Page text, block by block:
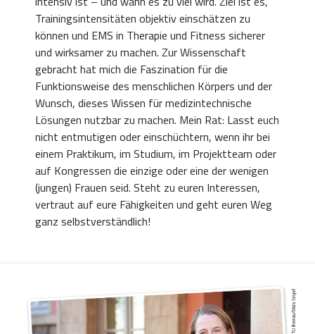
Trainingsintensitäten objektiv einschätzen zu
können und EMS in Therapie und Fitness sicherer
und wirksamer zu machen. Zur Wissenschaft
gebracht hat mich die Faszination für die
Funktionsweise des menschlichen Körpers und der
Wunsch, dieses Wissen für medizintechnische
Lösungen nutzbar zu machen. Mein Rat: Lasst euch
nicht entmutigen oder einschüchtern, wenn ihr bei
einem Praktikum, im Studium, im Projektteam oder
auf Kongressen die einzige oder eine der wenigen
(jungen) Frauen seid. Steht zu euren Interessen,
vertraut auf eure Fähigkeiten und geht euren Weg
ganz selbstverständlich!
TU Ilmenau/Mara Seupel